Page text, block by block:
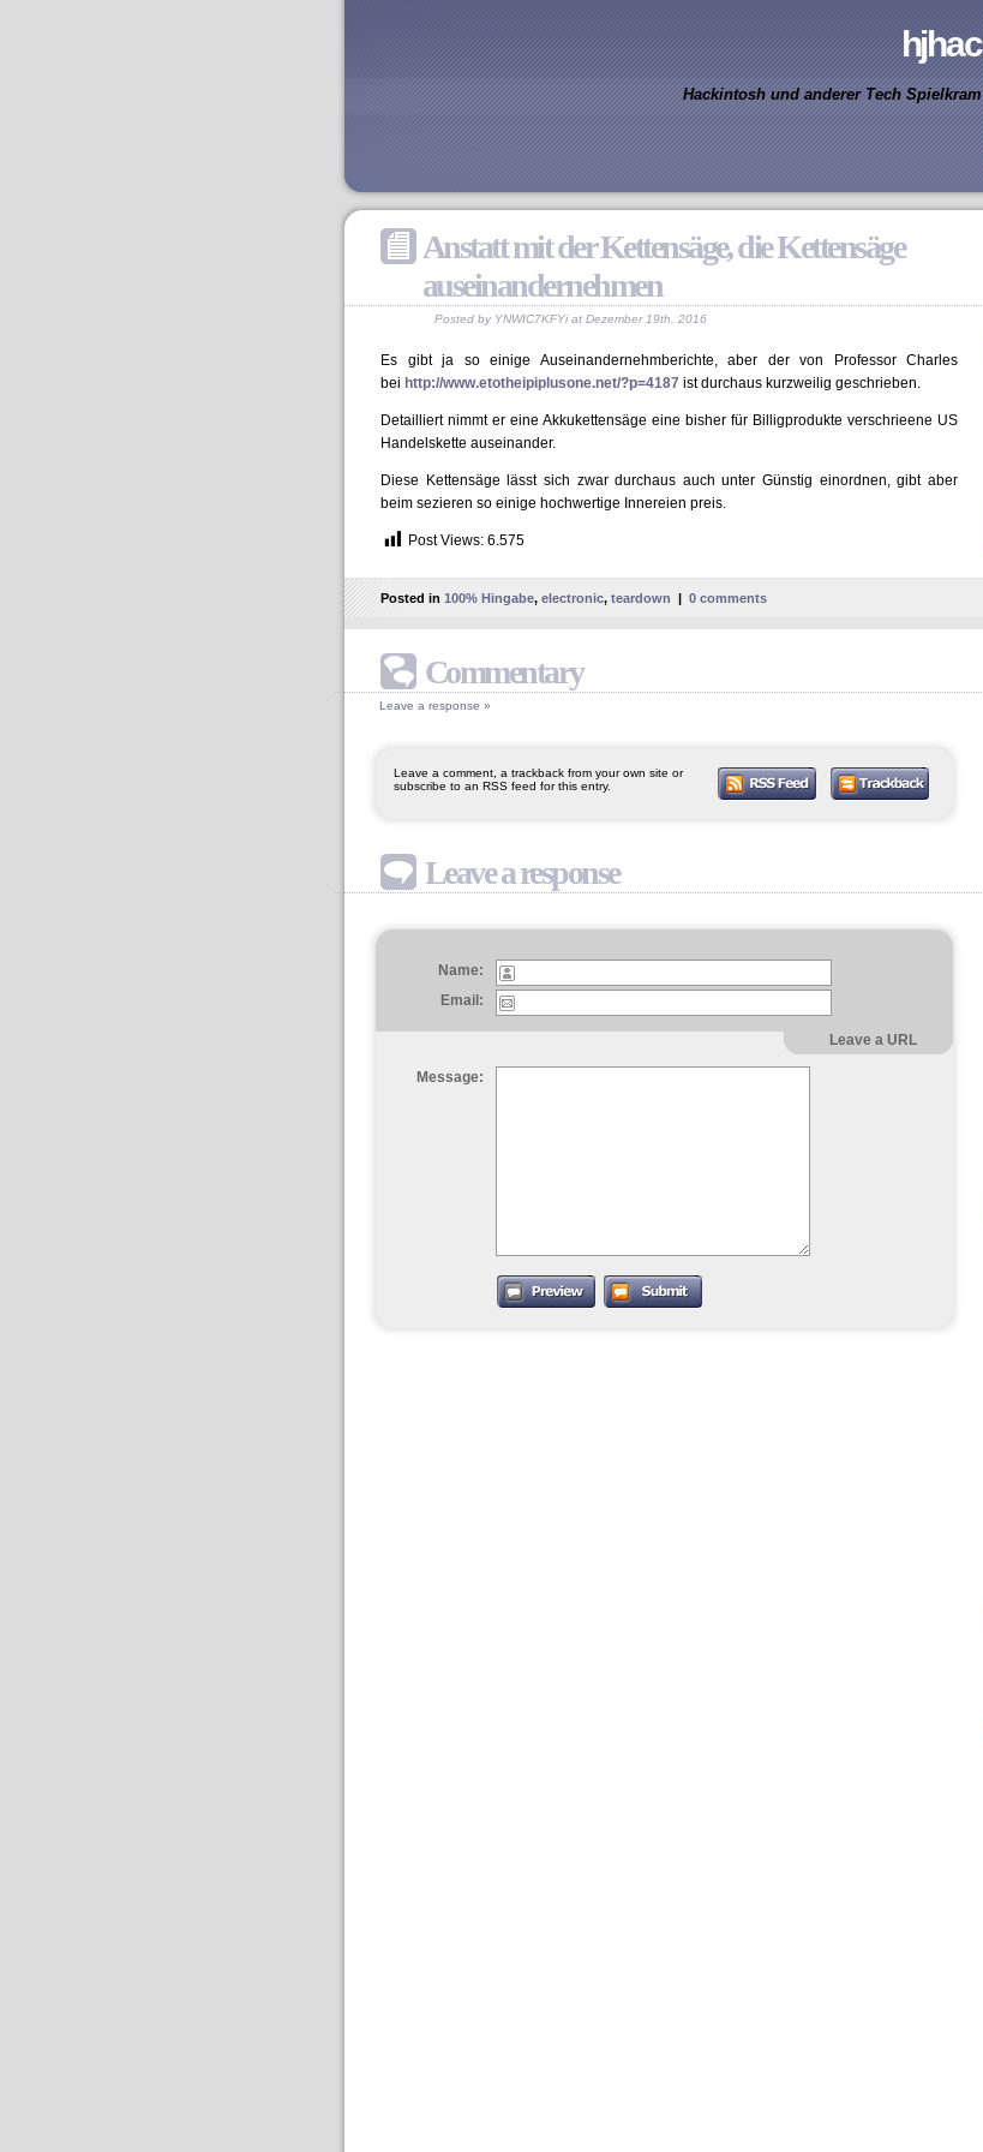
hjhac
Hackintosh und anderer Tech Spielkram
Anstatt mit der Kettensäge, die Kettensäge
auseinandernehmen
Posted by YNWIC7KFYi at Dezember 19th, 2016
Es gibt ja so einige Auseinandernehmberichte, aber der von Professor Charles
bei http://www.etotheipiplusone.net/?p=4187 ist durchaus kurzweilig geschrieben.
Detailliert nimmt er eine Akkukettensäge eine bisher für Billigprodukte verschrieene US
Handelskette auseinander.
Diese Kettensäge lässt sich zwar durchaus auch unter Günstig einordnen, gibt aber
beim sezieren so einige hochwertige Innereien preis.
Post Views: 6.575
Posted in 100% Hingabe, electronic, teardown | 0 comments
Commentary
Leave a response »
Leave a comment, a trackback from your own site or
subscribe to an RSS feed for this entry.
Leave a response
Name:
Email:
Leave a URL
Message: